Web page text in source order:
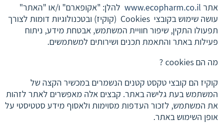
אתר www.ecopharm.co.il להלן: "אקופארם" ו/או "האתר"
עושה שימוש בקובצי Cookies (קוקיז) ובטכנולוגיות דומות לצורך
תפעולו התקין, שיפור חוויית המשתמש, אבטחת מידע, ניתוח
פעילות באתר והתאמת תכנים ושירותים למשתמשים.
מה הם cookies ?
קוקיז הם קובצי טקסט קטנים הנשמרים במכשיר הקצה של
המשתמש בעת גלישה באתר. קבצים אלה מאפשרים לאתר לזהות
את המשתמש, לזכור העדפות מסוימות ולאסוף מידע סטטיסטי על
אופן השימוש באתר.